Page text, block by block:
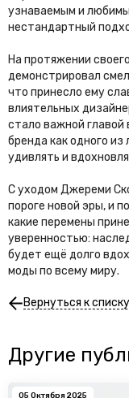
узнаваемым и
нестандартный
На протяжении
демонстрировал
что принесло ему
влиятельных
стало важной главой
бренда как одного
удивлять и
С уходом Джереми
пороге новой эры, и
какие перемены
уверенностью:
будет ещё долго
моды по всему миру.
Вернуться к
Другие
05 Октября 2025